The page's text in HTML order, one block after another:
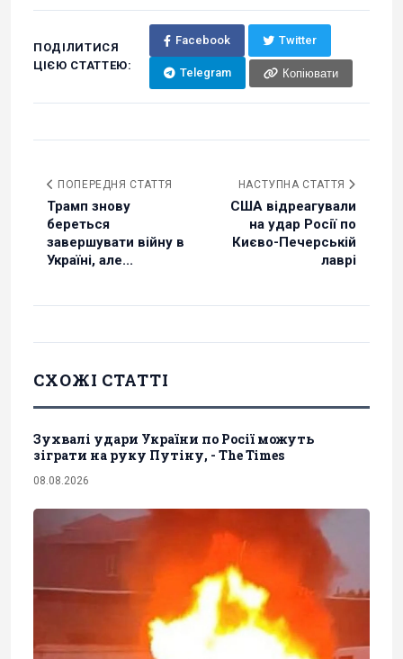
ПОДІЛИТИСЯ
ЦІЄЮ СТАТТЕЮ:
Facebook Twitter
Telegram Копіювати
ПОПЕРЕДНЯ СТАТТЯ
Трамп знову
береться
завершувати війну в
Україні, але...
НАСТУПНА СТАТТЯ
США відреагували
на удар Росії по
Києво-Печерській
лаврі
СХОЖІ СТАТТІ
Зухвалі удари України по Росії можуть
зіграти на руку Путіну, - The Times
08.08.2026